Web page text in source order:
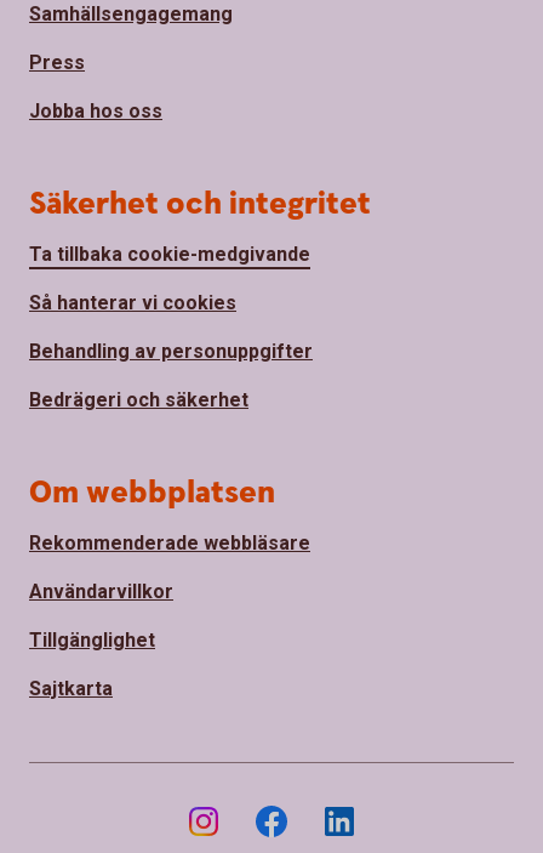
Samhällsengagemang
Press
Jobba hos oss
Säkerhet och integritet
Ta tillbaka cookie-medgivande
Så hanterar vi cookies
Behandling av personuppgifter
Bedrägeri och säkerhet
Om webbplatsen
Rekommenderade webbläsare
Användarvillkor
Tillgänglighet
Sajtkarta